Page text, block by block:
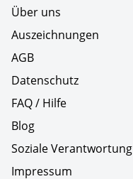
Über uns
Auszeichnungen
AGB
Datenschutz
FAQ / Hilfe
Blog
Soziale Verantwortung
Impressum